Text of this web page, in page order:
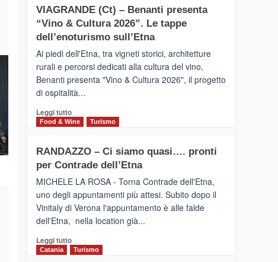
la
Valle
Alcantara
nei
primi
classifica
siciliana
IL
SAN
DOMENICO
TAORMINA,
UN
HOTEL
FOUR
PRESENTA
IL
SUMMER
BOOK
CLUB
VIAGRANDE (Ct) – Benanti presenta
“Vino & Cultura 2026”. Le tappe
dell’enoturismo sull’Etna
Ai piedi dell'Etna, tra vigneti storici, architetture
rurali e percorsi dedicati alla cultura del vino,
Benanti presenta "Vino & Cultura 2026", il progetto
di ospitalità...
Leggi tuttoLeggi
di
VIAGRANDE
(Ct)
–
presenta
“Vino
&
2026”.
Le
Food & Wine Turismo
RANDAZZO – Ci siamo quasi…. pronti
per Contrade dell’Etna
MICHELE LA ROSA - Torna Contrade dell'Etna,
uno degli appuntamenti più attesi. Subito dopo il
Vinitaly di Verona l'appuntamento è alle falde
dell'Etna, nella location già...
Leggi tuttoLeggi
di
Catania Turismo